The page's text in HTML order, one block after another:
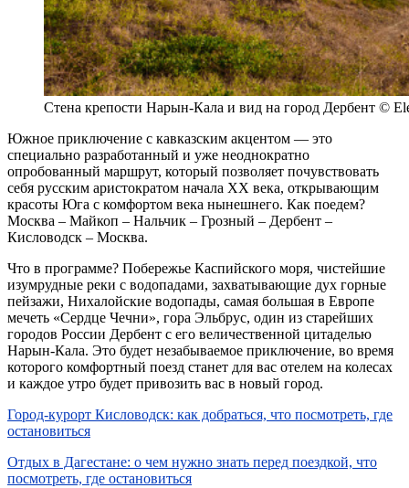
Стена крепости Нарын-Кала и вид на город Дербент ©
Южное приключение с кавказским акцентом — это
специально разработанный и уже неоднократно
опробованный маршрут, который позволяет почувствовать
себя русским аристократом начала XX века, открывающим
красоты Юга с комфортом века нынешнего. Как поедем?
Москва – Майкоп – Нальчик – Грозный – Дербент –
Кисловодск – Москва.
Что в программе? Побережье Каспийского моря, чистейшие
изумрудные реки с водопадами, захватывающие дух горные
пейзажи, Нихалойские водопады, самая большая в Европе
мечеть «Сердце Чечни», гора Эльбрус, один из старейших
городов России Дербент с его величественной цитаделью
Нарын-Кала. Это будет незабываемое приключение, во время
которого комфортный поезд станет для вас отелем на колесах
и каждое утро будет привозить вас в новый город.
Город-курорт Кисловодск: как добраться, что посмотреть, где
остановиться
Отдых в Дагестане: о чем нужно знать перед поездкой, что
посмотреть, где остановиться